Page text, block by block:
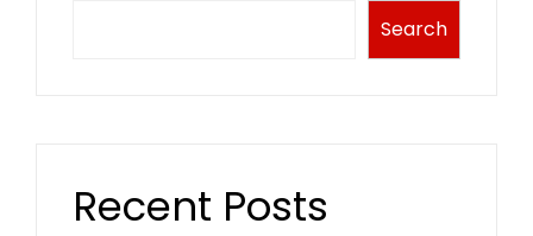
Search
Recent Posts